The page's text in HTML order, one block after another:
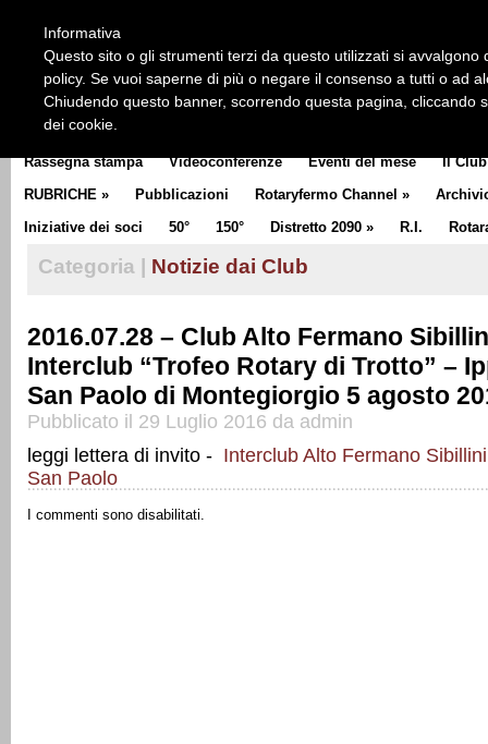
CLUB COMMUNICATOR
Rassegna stampa Videoconferenze Eventi del mese Il Club
RUBRICHE » Pubblicazioni Rotaryfermo Channel »
Iniziative dei soci
50° 150° Distretto 2090 » R.I.
Categoria | Notizie dai Club
2016.07.28 – Club Alto Fermano
Interclub “Trofeo Rotary di Trotto” –
San Paolo di Montegiorgio 5 agosto
Pubblicato il 29 Luglio 2016 da admin
leggi lettera di invito - Interclub Alto Fermano
San Paolo
I commenti sono disabilitati.
Informativa
Questo sito o gli strumenti terzi da questo utilizzati si
policy. Se vuoi saperne di più o negare il consenso a tutti o ad
Chiudendo questo banner, scorrendo questa pagina, cliccando
dei cookie.